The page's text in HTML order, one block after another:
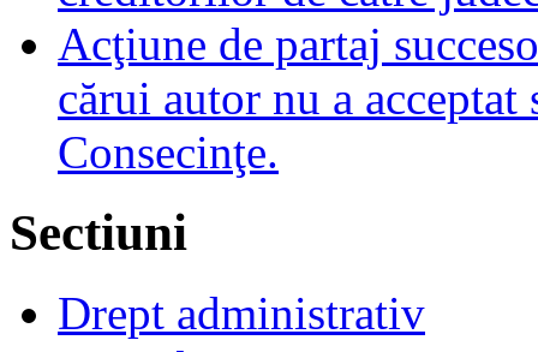
Acţiune de partaj
cărui autor nu a
Consecinţe.
Sectiuni
Drept administrativ